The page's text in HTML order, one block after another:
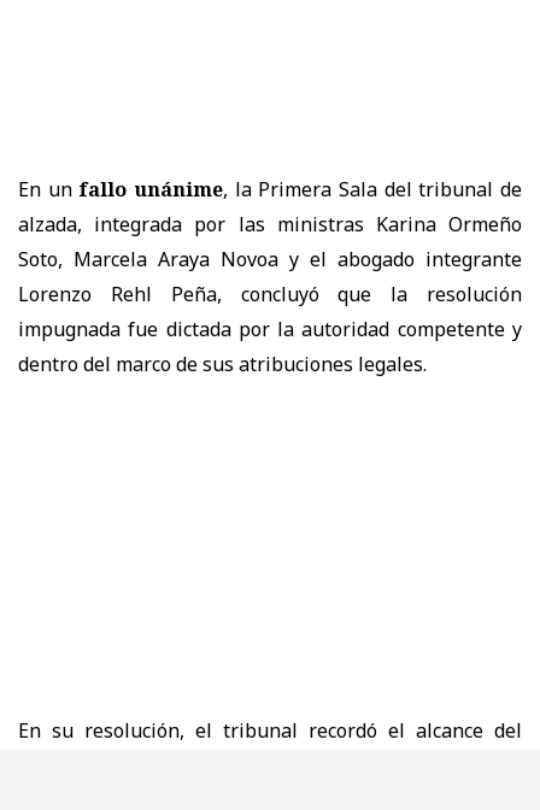
En un fallo unánime, la Primera Sala del tribunal de
alzada, integrada por las ministras Karina Ormeño
Soto, Marcela Araya Novoa y el abogado integrante
Lorenzo Rehl Peña, concluyó que la resolución
impugnadafue dictada por la autoridad competente y
dentro del marco de sus atribuciones legales.
En su resolución, el tribunal recordó el alcance del